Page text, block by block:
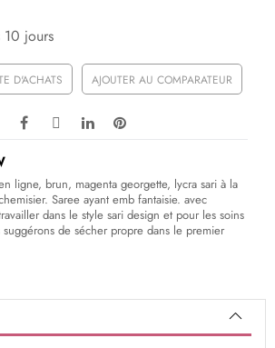
10 jours
D'ACHATS AJOUTER AU COMPARATEUR
ligne, brun, magenta georgette, lycra sari à la
Saree ayant emb fantaisie. avec
dans le style sari design et pour les soins
de sécher propre dans le premier